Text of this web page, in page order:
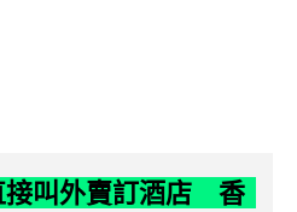
接叫外賣訂酒店 香